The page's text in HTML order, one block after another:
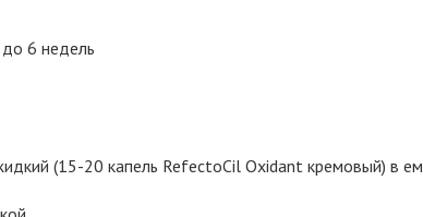
до 6 недель
(15-20 капель RefectoCil Oxidant кремовый) в